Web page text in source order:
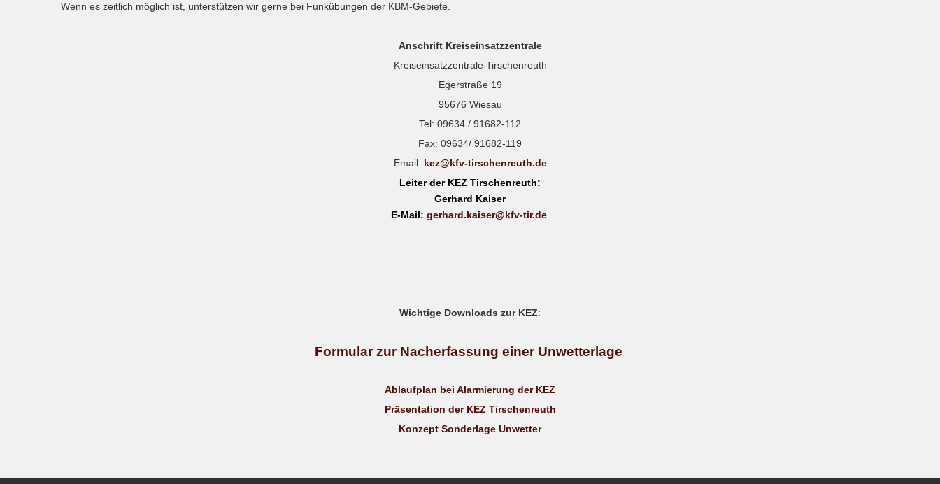
Wenn es zeitlich möglich ist, unterstützen wir gerne bei Funkübungen der KBM-Gebiete.
Anschrift Kreiseinsatzzentrale
Kreiseinsatzzentrale Tirschenreuth
Egerstraße 19
95676 Wiesau
Tel: 09634 / 91682-112
Fax: 09634/ 91682-119
Email: kez@kfv-tirschenreuth.de
Leiter der KEZ Tirschenreuth:
Gerhard Kaiser
E-Mail: gerhard.kaiser@kfv-tir.de
Wichtige Downloads zur KEZ:
Formular zur Nacherfassung einer Unwetterlage
Ablaufplan bei Alarmierung der KEZ
Präsentation der KEZ Tirschenreuth
Konzept Sonderlage Unwetter